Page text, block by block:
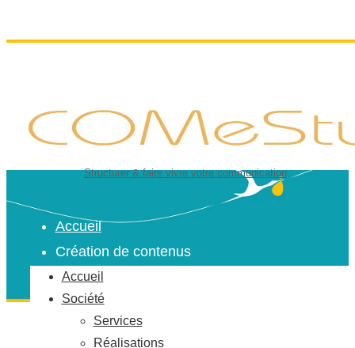
Structurer & faire vivre votre communication
Accueil
Société
Services
Réalisations
Accueil
Création de contenus